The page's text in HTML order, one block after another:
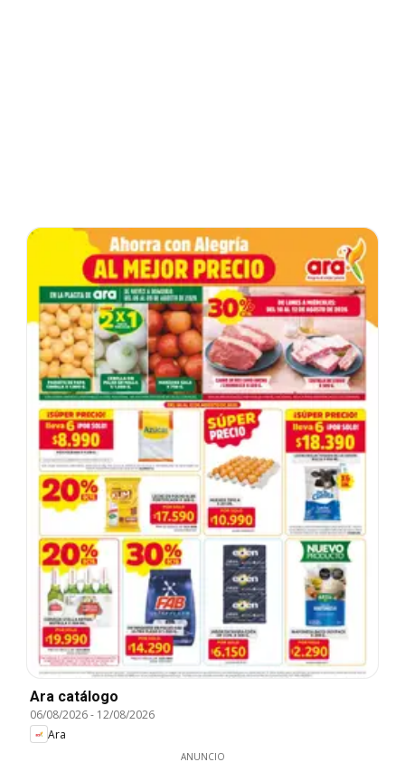
Ara catálogo
06/08/2026- 12/08/2026
Ara
ANUNCIO